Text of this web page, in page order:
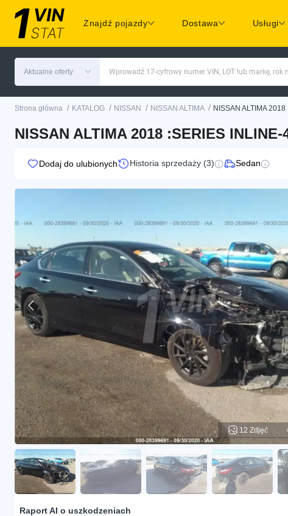
Znajdź pojazdy Dostawa Usługi
Aktualne oferty Wprowadź 17-cyfrowy numer VIN, LOT lub markę, rok
Strona główna / KATALOG / NISSAN / NISSAN ALTIMA / NISSAN ALTIMA 2018
NISSAN ALTIMA 2018 :SERIES
Dodaj do ulubionych Historia sprzedaży (3) Sedan
12 Zdjęć
Raport AI o uszkodzeniach